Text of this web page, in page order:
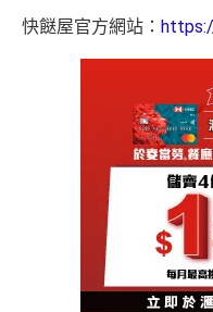
快餸屋官方網站：